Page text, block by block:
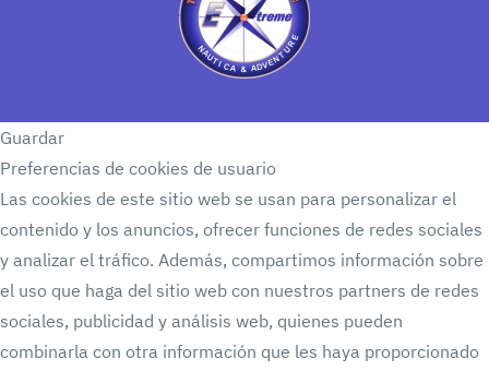
Guardar
Preferencias de cookies de usuario
Las cookies de este sitio web se usan para personalizar el
contenido y los anuncios, ofrecer funciones de redes sociales
y analizar el tráfico. Además, compartimos información sobre
el uso que haga del sitio web con nuestros partners de redes
sociales, publicidad y análisis web, quienes pueden
combinarla con otra información que les haya proporcionado